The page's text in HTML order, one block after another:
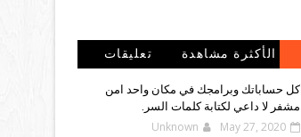
الأكثرة مشاهدة تعليقات
كل حساباتك وبرامجك في مكان واحد امن
مشفر لا داعي لكتابة كلمات السر.
Unknown May 27, 2020